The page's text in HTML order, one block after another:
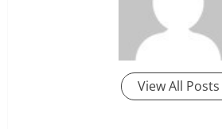
View All Posts